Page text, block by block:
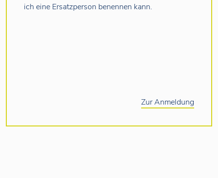
ich eine Ersatzperson benennen kann.
Zur Anmeldung